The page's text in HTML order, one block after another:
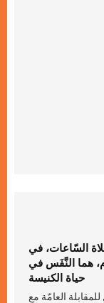
السّاعات، في
هما النَّفَس في
حياة الكنيسة
العامّة مع